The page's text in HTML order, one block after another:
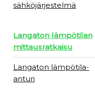
sähköjärjestelmä
Langaton lämpötilan
mittausratkaisu
Langaton lämpötila-
anturi